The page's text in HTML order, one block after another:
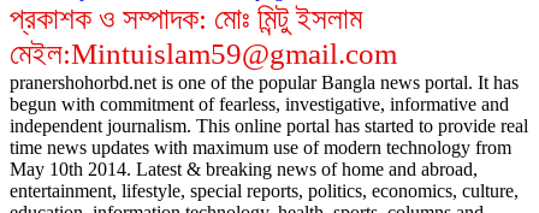
প্রকাশক ও সম্পাদক: মোঃ মিন্টু ইসলাম
মেইল:Mintuislam59@gmail.com
pranershohorbd.net is one of the popular Bangla news portal. It has
begun with commitment of fearless, investigative, informative and
independent journalism. This online portal has started to provide real
time news updates with maximum use of modern technology from
May 10th 2014. Latest & breaking news of home and abroad,
entertainment, lifestyle, special reports, politics, economics, culture,